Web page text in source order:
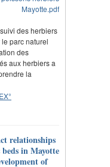
des herbiers
parc naturel
des
aux herbiers a
la
relationships
beds in Mayotte
of